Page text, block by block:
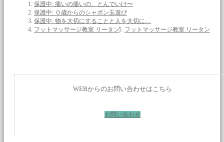
保護中: 痛いの痛いの、とんでいけ〜
保護中: ０歳からのシャボン玉遊び
保護中: 物を大切にすることと人を大切に…
フットマッサージ教室 リータン
フットマッサージ教室 リータン
WEBからのお問い合わせはこちら
お問い合わせ